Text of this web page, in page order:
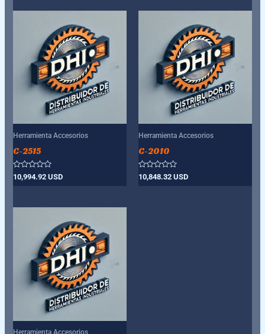
Herramienta Accesorios
C-2515
Valorado
con
10,994.92USD
Herramienta Accesorios
C-2010
Valorado
con
10,848.32 USD
Herramienta Accesorios